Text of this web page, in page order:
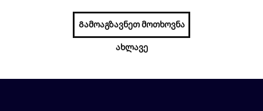
Გამოაგზავნეთ მოთხოვნა
ახლავე